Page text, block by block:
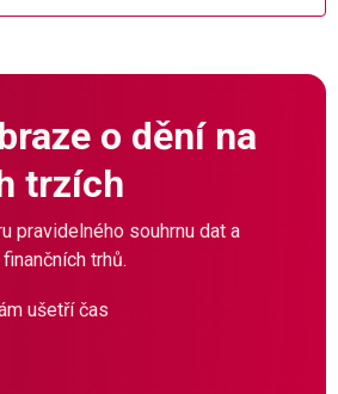
o dění na
trzích
pravidelného souhrnu dat a
trhů.
ušetří čas